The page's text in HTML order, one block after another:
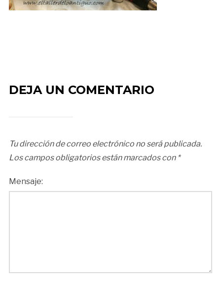
DEJA UN COMENTARIO
Tu dirección de correo electrónico no será publicada.
Los campos obligatorios están marcados con *
Mensaje: